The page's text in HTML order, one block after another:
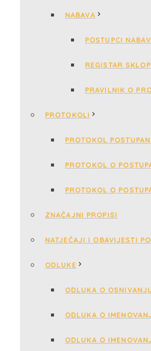
NABAVA
POSTUPCI
REGISTAR
PRAVILNIK O
PROTOKOLI
PROTOKOL
PROTOKOL O
PROTOKOL O
ZNAČAJNI PROPISI
NATJEČAJI I OBAVIJESTI
ODLUKE
ODLUKA O
ODLUKA O
ODLUKA O